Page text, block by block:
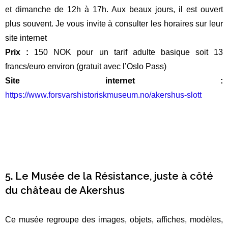
et dimanche de 12h à 17h. Aux beaux jours, il est ouvert
plus souvent. Je vous invite à consulter les horaires sur leur
Prix :150 NOK pour un tarif adulte basique soit 13